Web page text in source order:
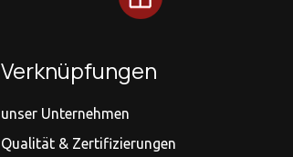
Verknüpfungen
unser Unternehmen
Qualität & Zertifizierungen